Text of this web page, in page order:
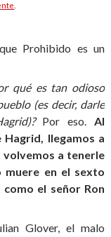
Prohibido es un
qué es tan odioso
(es decir, darle
Por eso. Al
llegamos a
a tenerle
muere en el sexto
el señor Ron
Glover, el malo